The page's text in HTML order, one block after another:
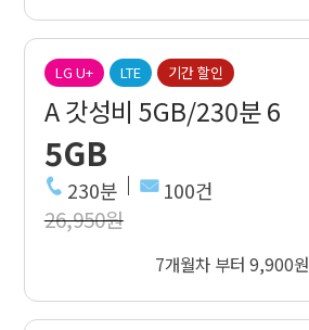
LG U+ LTE 기간 할인
A 갓성비 5GB/230분 6
5GB
230분 100건
26,950원
7개월차 부터 9,900원